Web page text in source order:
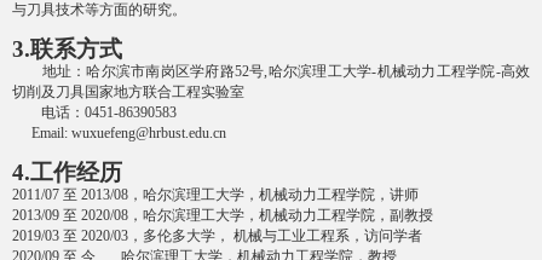
与刀具技术等方面的研究。
3.联系方式
地址：哈尔滨市南岗区学府路52号,哈尔滨理工大学-机械动力工程学院-高效
切削及刀具国家地方联合工程实验室
电话： 0451-86390583
Email: wuxuefeng@hrbust.edu.cn
4.工作经历
2011/07 至 2013/08 ，哈尔滨理工大学，机械动力工程学院，讲师
2013/09 至 2020/08 ，哈尔滨理工大学，机械动力工程学院，副教授
2019/03 至 2020/03 ，多伦多大学， 机械与工业工程系，访问学者